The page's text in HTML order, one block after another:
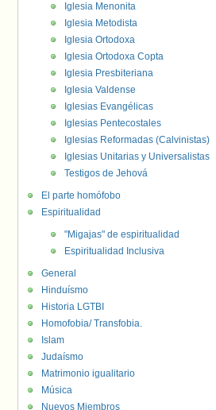
Iglesia Menonita
Iglesia Metodista
Iglesia Ortodoxa
Iglesia Ortodoxa Copta
Iglesia Presbiteriana
Iglesia Valdense
Iglesias Evangélicas
Iglesias Pentecostales
Iglesias Reformadas (Calvinistas)
Iglesias Unitarias y Universalistas
Testigos de Jehová
El parte homófobo
Espiritualidad
"Migajas" de espiritualidad
Espiritualidad Inclusiva
General
Hinduísmo
Historia LGTBI
Homofobia/ Transfobia.
Islam
Judaísmo
Matrimonio igualitario
Música
Nuevos Miembros